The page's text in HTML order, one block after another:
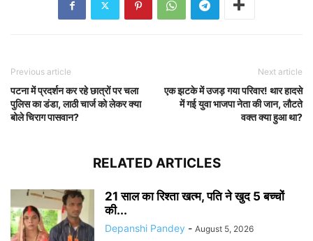
Previous article
पटना में प्रदर्शन कर रहे छात्रों पर चला
पुलिस का डंडा, लाठी चार्ज को लेकर क्या
बोले चिराग पासवान?
Next article
एक झटके में उजड़ गया परिवार! थार हादसे
में गई युवा भाजपा नेता की जान, लौटते
वक्त क्या हुआ था?
RELATED ARTICLES
21 साल का रिश्ता खत्म, पति ने खुद 5 बच्चों
की...
Depanshi Pandey - August 5, 2026